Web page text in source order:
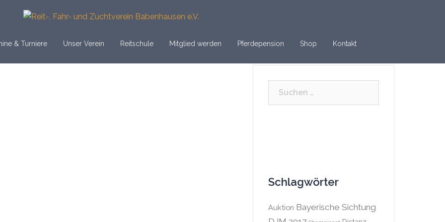
& Turniere Unser Verein Reitschule Mitglied werden Pferdepension Shop Kontakt
Schlagwörter
Auktion Bayerische Sichtung